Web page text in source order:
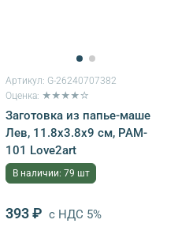
Артикул: G-26240707382
Оценка: ★★★★☆
Заготовка из папье-маше
Лев, 11.8х3.8х9 см, PAM-
101 Love2art
В наличии: 79 шт
393 ₽ с НДС 5%